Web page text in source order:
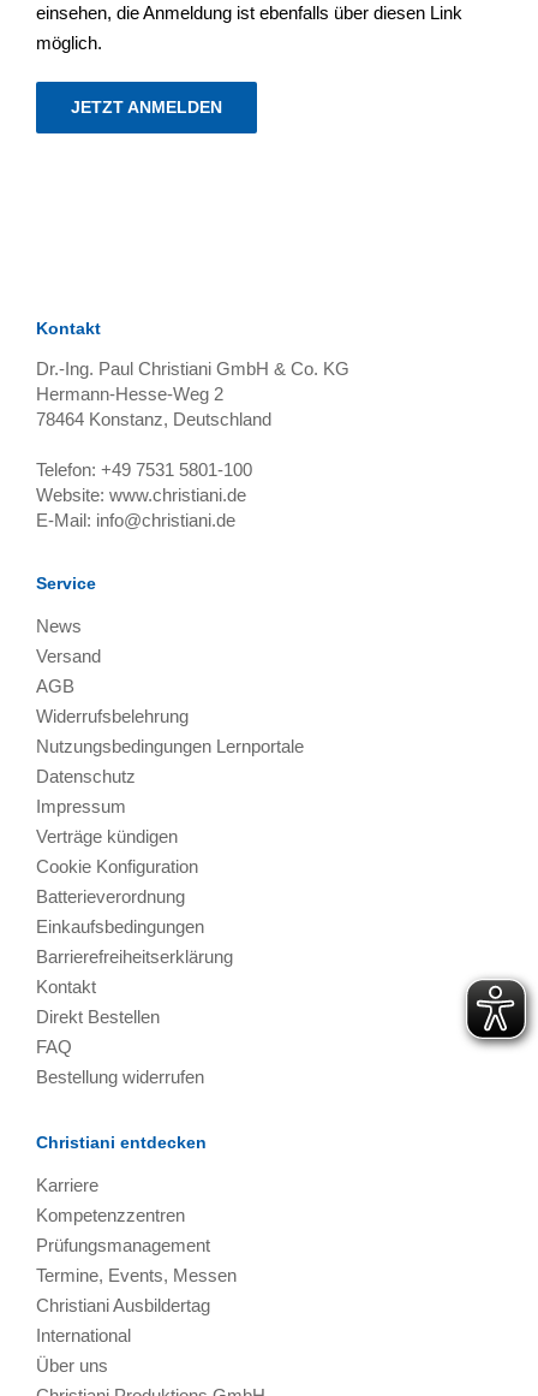
einsehen, die Anmeldung ist ebenfalls über diesen Link
möglich.
JETZT ANMELDEN
Kontakt
Dr.-Ing. Paul Christiani GmbH & Co. KG
Hermann-Hesse-Weg 2
78464 Konstanz, Deutschland
Telefon: +49 7531 5801-100
Website: www.christiani.de
E-Mail: info@christiani.de
Service
News
Versand
AGB
Widerrufsbelehrung
Nutzungsbedingungen Lernportale
Datenschutz
Impressum
Verträge kündigen
Cookie Konfiguration
Batterieverordnung
Einkaufsbedingungen
Barrierefreiheitserklärung
Kontakt
Direkt Bestellen
FAQ
Bestellung widerrufen
Christiani entdecken
Karriere
Kompetenzzentren
Prüfungsmanagement
Termine, Events, Messen
Christiani Ausbildertag
International
Über uns